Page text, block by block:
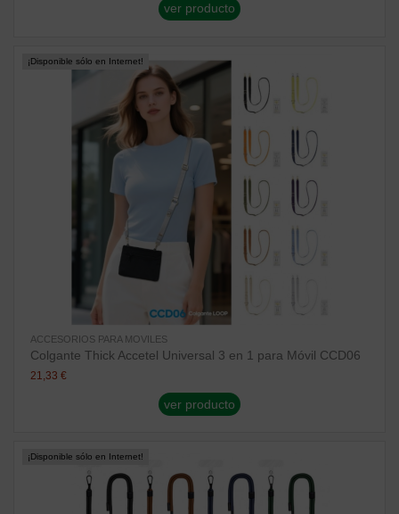
ver producto
¡Disponible sólo en Internet!
ACCESORIOS PARA MOVILES
Colgante Thick Accetel Universal 3 en 1 para Móvil CCD06
21,33 €
ver producto
¡Disponible sólo en Internet!